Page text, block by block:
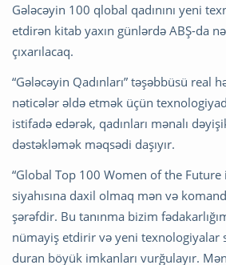
Gələcəyin 100 qlobal qadınını yeni
etdirən kitab yaxın günlərdə ABŞ-da
çıxarılacaq.
“Gələcəyin Qadınları” təşəbbüsü real
nəticələr əldə etmək üçün
istifadə edərək, qadınları mənalı
dəstəkləmək məqsədi daşıyır.
“Global Top 100 Women of the Future
siyahısına daxil olmaq mən və
şərəfdir. Bu tanınma bizim
nümayiş etdirir və yeni texnologiyalar
duran böyük imkanları vurğulayır.